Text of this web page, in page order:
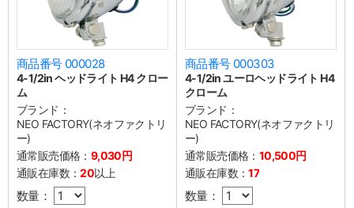
商品番号 000028
4-1/2in ヘッドライト H4 クロー
ム
ブランド：
NEO FACTORY(ネオファクトリ
ー)
通常販売価格： 9,030円
通販在庫数：20以上
数量：
商品番号 000303
4-1/2in ユーロヘッドライト H4
クローム
ブランド：
NEO FACTORY(ネオファクトリ
ー)
通常販売価格： 10,500円
通販在庫数：17
数量：